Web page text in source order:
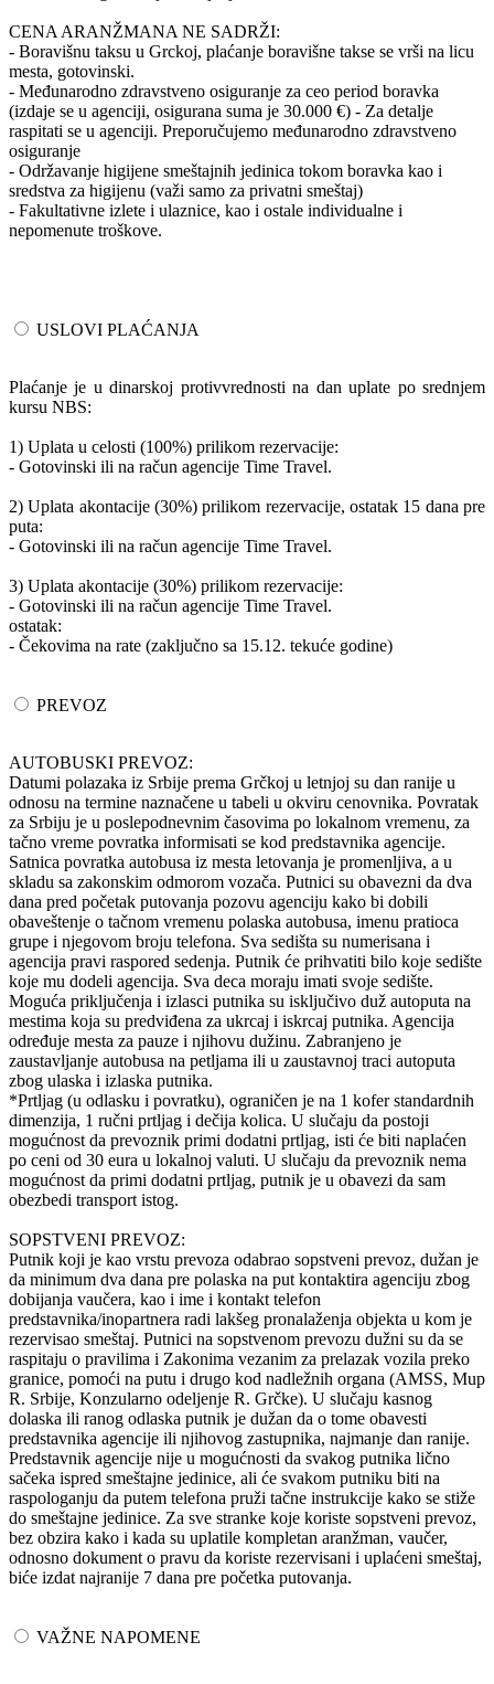
CENA ARANŽMANA NE SADRŽI:
- Boravišnu taksu u Grckoj, plaćanje boravišne takse se vrši na licu
mesta, gotovinski.
- Međunarodno zdravstveno osiguranje za ceo period boravka
(izdaje se u agenciji, osigurana suma je 30.000 €) - Za detalje
raspitati se u agenciji. Preporučujemo međunarodno zdravstveno
osiguranje
- Održavanje higijene smeštajnih jedinica tokom boravka kao i
sredstva za higijenu (važi samo za privatni smeštaj)
- Fakultativne izlete i ulaznice, kao i ostale individualne i
nepomenute troškove.
USLOVI PLAĆANJA
Plaćanje je u dinarskoj protivvrednosti na dan uplate po srednjem
kursu NBS:
1) Uplata u celosti (100%) prilikom rezervacije:
- Gotovinski ili na račun agencije Time Travel.
2) Uplata akontacije (30%) prilikom rezervacije, ostatak 15 dana pre
puta:
- Gotovinski ili na račun agencije Time Travel.
3) Uplata akontacije (30%) prilikom rezervacije:
- Gotovinski ili na račun agencije Time Travel.
ostatak:
- Čekovima na rate (zaključno sa 15.12. tekuće godine)
PREVOZ
AUTOBUSKI PREVOZ:
Datumi polazaka iz Srbije prema Grčkoj u letnjoj su dan ranije u
odnosu na termine naznačene u tabeli u okviru cenovnika. Povratak
za Srbiju je u poslepodnevnim časovima po lokalnom vremenu, za
tačno vreme povratka informisati se kod predstavnika agencije.
Satnica povratka autobusa iz mesta letovanja je promenljiva, a u
skladu sa zakonskim odmorom vozača. Putnici su obavezni da dva
dana pred početak putovanja pozovu agenciju kako bi dobili
obaveštenje o tačnom vremenu polaska autobusa, imenu pratioca
grupe i njegovom broju telefona. Sva sedišta su numerisana i
agencija pravi raspored sedenja. Putnik će prihvatiti bilo koje sedište
koje mu dodeli agencija. Sva deca moraju imati svoje sedište.
Moguća priključenja i izlasci putnika su isključivo duž autoputa na
mestima koja su predviđena za ukrcaj i iskrcaj putnika. Agencija
određuje mesta za pauze i njihovu dužinu. Zabranjeno je
zaustavljanje autobusa na petljama ili u zaustavnoj traci autoputa
zbog ulaska i izlaska putnika.
*Prtljag (u odlasku i povratku), ograničen je na 1 kofer standardnih
dimenzija, 1 ručni prtljag i dečija kolica. U slučaju da postoji
mogućnost da prevoznik primi dodatni prtljag, isti će biti naplaćen
po ceni od 30 eura u lokalnoj valuti. U slučaju da prevoznik nema
mogućnost da primi dodatni prtljag, putnik je u obavezi da sam
obezbedi transport istog.
SOPSTVENI PREVOZ:
Putnik koji je kao vrstu prevoza odabrao sopstveni prevoz, dužan je
da minimum dva dana pre polaska na put kontaktira agenciju zbog
dobijanja vaučera, kao i ime i kontakt telefon
predstavnika/inopartnera radi lakšeg pronalaženja objekta u kom je
rezervisao smeštaj. Putnici na sopstvenom prevozu dužni su da se
raspitaju o pravilima i Zakonima vezanim za prelazak vozila preko
granice, pomoći na putu i drugo kod nadležnih organa (AMSS, Mup
R. Srbije, Konzularno odeljenje R. Grčke). U slučaju kasnog
dolaska ili ranog odlaska putnik je dužan da o tome obavesti
predstavnika agencije ili njihovog zastupnika, najmanje dan ranije.
Predstavnik agencije nije u mogućnosti da svakog putnika lično
sačeka ispred smeštajne jedinice, ali će svakom putniku biti na
raspologanju da putem telefona pruži tačne instrukcije kako se stiže
do smeštajne jedinice. Za sve stranke koje koriste sopstveni prevoz,
bez obzira kako i kada su uplatile kompletan aranžman, vaučer,
odnosno dokument o pravu da koriste rezervisani i uplaćeni smeštaj,
biće izdat najranije 7 dana pre početka putovanja.
VAŽNE NAPOMENE